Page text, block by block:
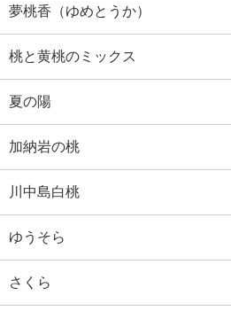
夢桃香（ゆめとうか）
桃と黄桃のミックス
夏の陽
加納岩の桃
川中島白桃
ゆうそら
さくら